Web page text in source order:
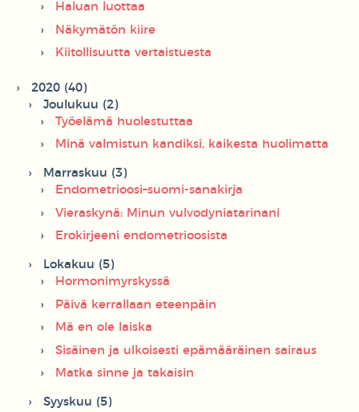
Haluan luottaa
Näkymätön kiire
Kiitollisuutta vertaistuesta
2020 (40)
Joulukuu (2)
Työelämä huolestuttaa
Minä valmistun kandiksi, kaikesta huolimatta
Marraskuu (3)
Endometrioosi–suomi-sanakirja
Vieraskynä: Minun vulvodyniatarinani
Erokirjeeni endometrioosista
Lokakuu (5)
Hormonimyrskyssä
Päivä kerrallaan eteenpäin
Mä en ole laiska
Sisäinen ja ulkoisesti epämääräinen sairaus
Matka sinne ja takaisin
Syyskuu (5)